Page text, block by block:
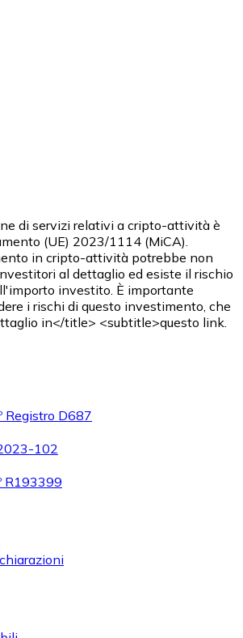
di servizi relativi a cripto-attività è
(UE) 2023/1114 (MiCA).
in cripto-attività potrebbe non
al dettaglio ed esiste il rischio
investito. È importante
i rischi di questo investimento, che
in</title> <subtitle>questo link.
Registro D687
102
R193399